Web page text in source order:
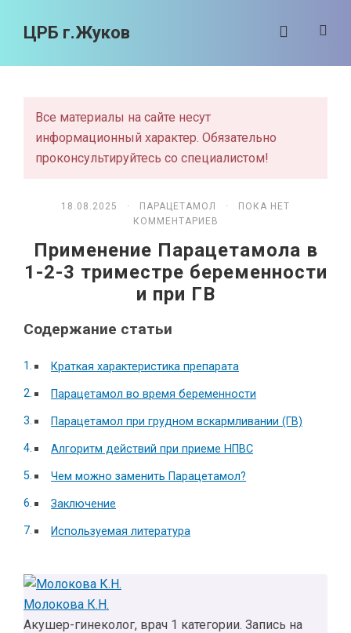
ЦРБ г.Жуков
Все материалы на сайте несут
информационный характер. Обязательно
проконсультируйтесь со специалистом!
18.08.2025 · ПАРАЦЕТАМОЛ
· ПОКА НЕТ
КОММЕНТАРИЕВ
Применение Парацетамола в
1-2-3 триместре беременности
и при ГВ
Содержание статьи
Краткая характеристика препарата
Парацетамол во время беременности
Парацетамол при грудном вскармливании (ГВ)
Алгоритм действий при приеме НПВС
Чем можно заменить Парацетамол?
Заключение
Используемая литература
Молокова К.Н.
Акушер-гинеколог, врач 1 категории. Запись на